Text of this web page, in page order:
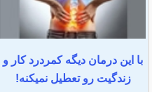
با این درمان دیگه کمردرد کار و
زندگیت رو تعطیل نمیکنه!